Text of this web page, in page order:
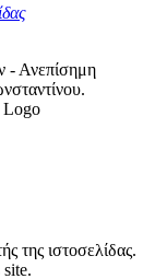
- Ανεπίσημη
της ιστοσελίδας.